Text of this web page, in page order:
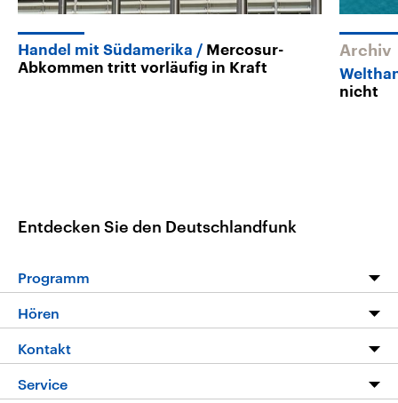
Handel mit Südamerika
Mercosur-
Abkommen tritt vorläufig in Kraft
Archiv
nicht
Entdecken Sie den Deutschlandfunk
Programm
Programm
Die Nachrichten
Nachrichtenleicht
Hören
Livestream
Kontakt
Hörerservice
Service